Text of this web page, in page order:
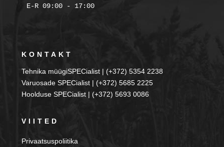
E-R 09:00 - 17:00
KONTAKT
Tehnika müügiSPECialist | (+372) 5354 2238
Varuosade SPECialist | (+372) 5685 2225
Hoolduse SPECialist | (+372) 5693 0086
VIITED
Privaatsuspoliitika